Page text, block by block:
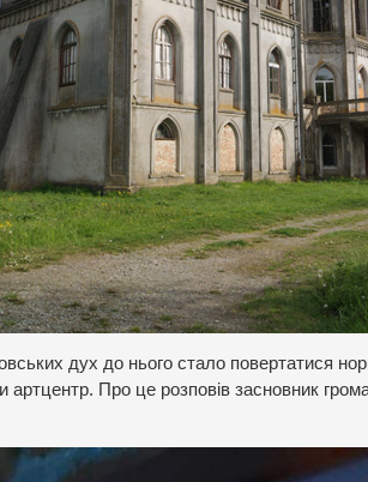
дух до нього стало повертатися
Про це розповів засновник